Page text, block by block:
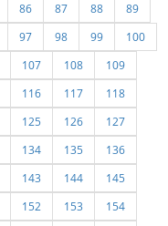
86 87 88
89
97 98 99
100
107 108
109
116 117
118
125 126
127
134 135
136
143 144
145
152 153
154